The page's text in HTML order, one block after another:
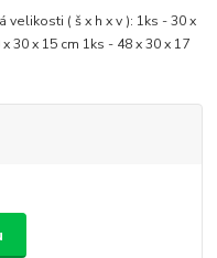
( š x h x v ): 1ks - 30 x
30 x 15 cm 1ks - 48 x 30 x 17